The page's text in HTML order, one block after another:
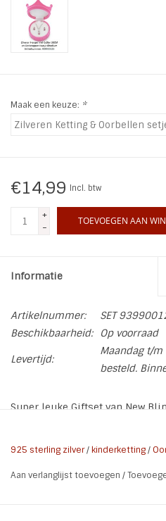
INSPIRATIE
Blog
Maak een keuze: *
€14,99 Incl. btw
+
-
TOEVOEGEN AAN
Informatie
Artikelnummer:
SET
Beschikbaarheid:
Op voorraad
Levertijd:
Maandag t/
besteld.
Super leuke Giftset van New
Brand: New Bling
925 sterling zilver/kinderketting/
Aan verlanglijst toevoegen /